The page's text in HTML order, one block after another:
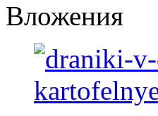
Вложения